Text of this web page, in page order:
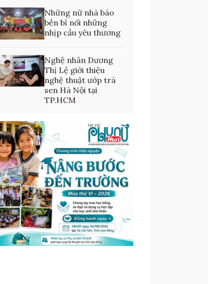
Những nữ nhà báo
bền bỉ nối những
nhịp cầu yêu thương
Nghệ nhân Dương
Thị Lệ giới thiệu
nghệ thuật ướp trà
sen Hà Nội tại
TP.HCM